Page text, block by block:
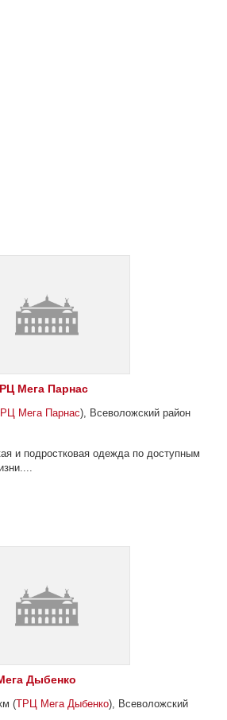
Мега Парнас
Мега Парнас), Всеволожский район
и подростковая одежда по доступным
Дыбенко
(ТРЦ Мега Дыбенко), Всеволожский